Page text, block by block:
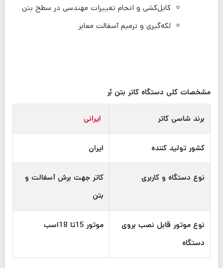
کابل‌کشی و انجام تغییرات مهندسی در سطح بتن
لکه‌گیری و ترمیم آسفالت معابر
مشخصات کلی دستگاه کاتر بتن بُر
برند شاسی کاتر ایرانی
کشور تولید کننده ایران
نوع دستگاه و کاربری
کاتر جهت برش آسفالت و
بتن
نوع موتور قابل نصب بروی
دستگاه
موتور 15تا 18اسب